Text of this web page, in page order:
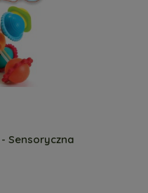
- Sensoryczna